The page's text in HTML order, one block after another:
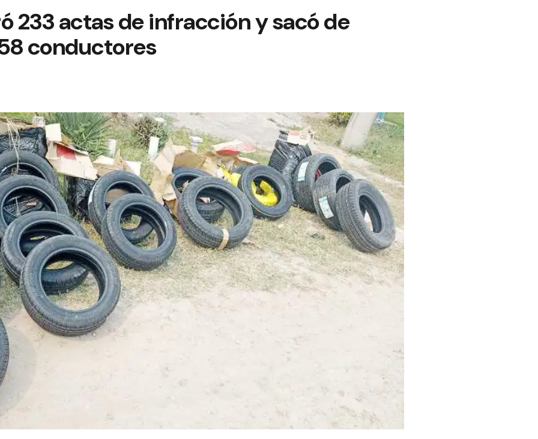
233 actas de infracción y sacó de
conductores